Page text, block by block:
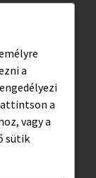
a
a
vagy a
sütik